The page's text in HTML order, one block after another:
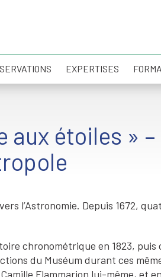
EXPERTISES
aux étoiles »
l’Astronomie. Depuis 1672,
chronométrique en 1823, puis
du Muséum durant ces
Flammarion lui-même, et en